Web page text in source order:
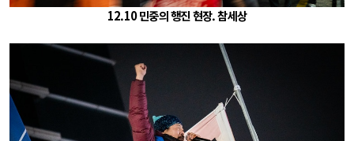
12.10 민중의 행진 현장. 참세상